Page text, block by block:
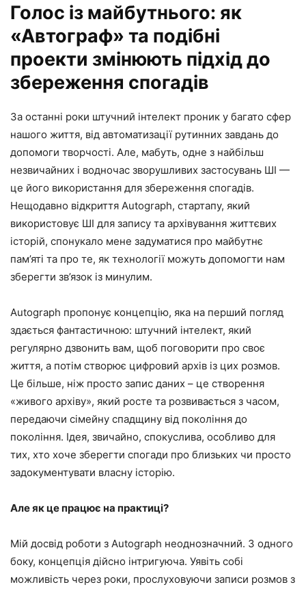
Голос із майбутнього: як
«Автограф» та подібні
проекти змінюють підхід до
збереження спогадів
За останні роки штучний інтелект проник у багато сфер
нашого життя, від автоматизації рутинних завдань до
допомоги творчості. Але, мабуть, одне з найбільш
незвичайних і водночас зворушливих застосувань ШІ —
це його використання для збереження спогадів.
Нещодавно відкриття Autograph, стартапу, який
використовує ШІ для запису та архівування життєвих
історій, спонукало мене задуматися про майбутнє
пам’яті та про те, як технології можуть допомогти нам
зберегти зв’язок із минулим.
Autograph пропонує концепцію, яка на перший погляд
здається фантастичною: штучний інтелект, який
регулярно дзвонить вам, щоб поговорити про своє
життя, а потім створює цифровий архів із цих розмов.
Це більше, ніж просто запис даних – це створення
«живого архіву», який росте та розвивається з часом,
передаючи сімейну спадщину від покоління до
покоління. Ідея, звичайно, спокуслива, особливо для
тих, хто хоче зберегти спогади про близьких чи просто
задокументувати власну історію.
Але як це працює на практиці?
Мій досвід роботи з Autograph неоднозначний. З одного
боку, концепція дійсно інтригуюча. Уявіть собі
можливість через роки, прослуховуючи записи розмов з